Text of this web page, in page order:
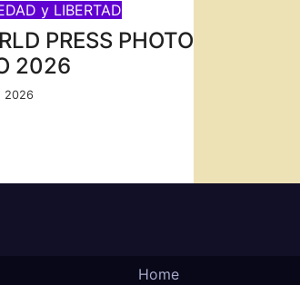
y LIBERTAD
PRESS PHOTO
2026
2026
Home